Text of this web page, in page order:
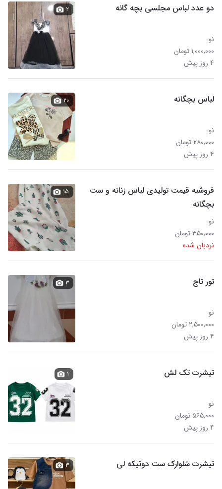
دو عدد لباس مجلسی بچه گانه
نو
۱,۰۰۰,۰۰۰ تومان
۴ روز پیش
۲
لباس بچگانه
نو
۲۸۰,۰۰۰ تومان
۴ روز پیش
۲۰
فروشبه قیمت تولیدی لباس زنانه و ست
بچگانه
نو
۳۵۰,۰۰۰ تومان
نردبان شده
۱۵
تور‌ تاج
نو
۲,۵۰۰,۰۰۰ تومان
۴ روز پیش
۳
تیشرت تک لش
نو
۵۶۵,۰۰۰ تومان
۴ روز پیش
۱
تیشرت شلوارک ست دوتیکه لی ۳